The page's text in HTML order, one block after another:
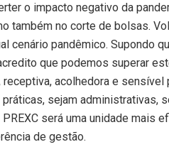
o impacto negativo da
também no corte de bolsas.
cenário pandêmico. Supondo
que podemos superar
acolhedora e sensível
sejam administrativas,
será uma unidade mais
de gestão.